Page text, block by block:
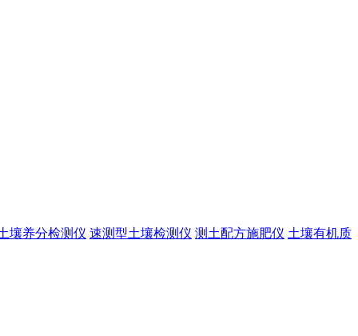
壤养分检测仪 速测型土壤检测仪 测土配方施肥仪 土壤有机质